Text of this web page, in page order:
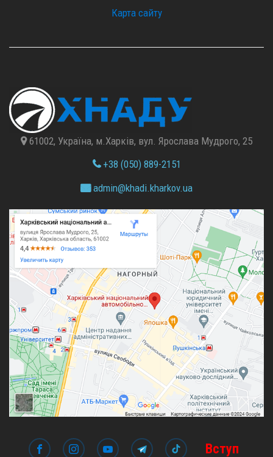
Карта сайту
61002, Україна, м.Харків, вул. Ярослава Мудрого, 25
+38 (050) 889-2151
admin@khadi.kharkov.ua
Вступ